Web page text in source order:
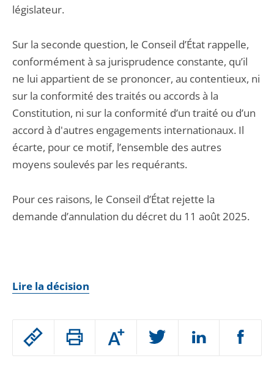
Passer
Augmenter
ou
législateur.
Sur la seconde question, le Conseil d’État rappelle,
conformément à sa jurisprudence constante, qu’il
ne lui appartient de se prononcer, au contentieux, ni
sur la conformité des traités ou accords à la
Constitution, ni sur la conformité d’un traité ou d’un
accord à d'autres engagements internationaux. Il
écarte, pour ce motif, l’ensemble des autres
moyens soulevés par les requérants.
Pour ces raisons, le Conseil d’État rejette la
demande d’annulation du décret du 11 août 2025.
Lire la décision